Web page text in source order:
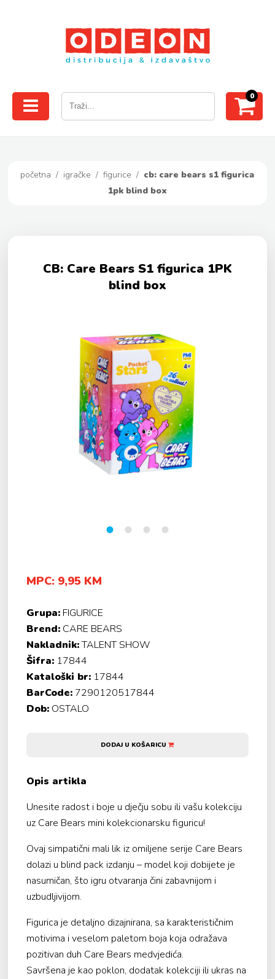
0
početna / igračke /figurice / cb: care bears s1 figurica
1pk blind box
CB: Care Bears S1 figurica 1PK
blind box
MPC: 9,95 KM
Grupa: FIGURICE
Brend: CARE BEARS
Nakladnik:TALENT SHOW
Šifra: 17844
Kataloški br: 17844
BarCode: 7290120517844
Dob: OSTALO
DODAJ U KOŠARICU
Opis artikla
Unesite radost i boje u dječju sobu ili vašu kolekciju
uz Care Bears mini kolekcionarsku figuricu!
Ovaj simpatični mali lik iz omiljene serije Care Bears
dolazi u blind pack izdanju – model koji dobijete je
nasumičan, što igru otvaranja čini zabavnijom i
uzbudljivijom.
Figurica je detaljno dizajnirana, sa karakterističnim
motivima i veselom paletom boja koja odražava
pozitivan duh Care Bears medvjedića.
Savršena je kao poklon, dodatak kolekciji ili ukras na